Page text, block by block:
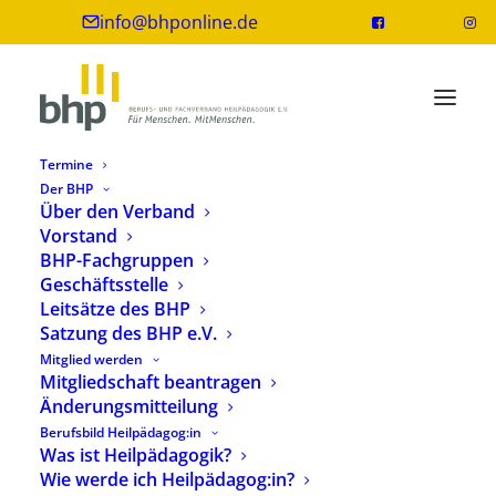
info@bhponline.de
Termine
Der BHP
Über den Verband
Vorstand
BHP-Fachgruppen
Geschäftsstelle
Leitsätze des BHP
Satzung des BHP e.V.
Mitglied werden
Mitgliedschaft beantragen
Änderungsmitteilung
Berufsbild Heilpädagog:in
Was ist Heilpädagogik?
Wie werde ich Heilpädagog:in?
Kinderrechtskonvention:
Kinderschutzbund fordert
Kinderrechte ins Grundgesetz
20. November 2019
Heute vor 30 Jahren wurde die